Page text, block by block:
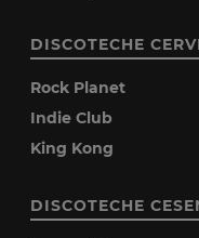
DISCOTECHE
Rock Planet
Indie Club
King Kong
DISCOTECHE